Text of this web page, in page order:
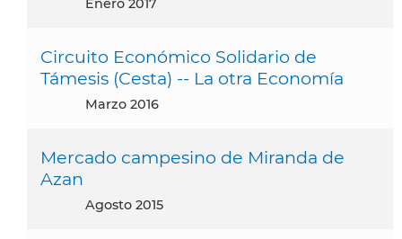
enero 2017
Circuito Económico Solidario de
Támesis (Cesta) -- La otra Economía
marzo 2016
Mercado campesino de Miranda de
Azan
agosto 2015